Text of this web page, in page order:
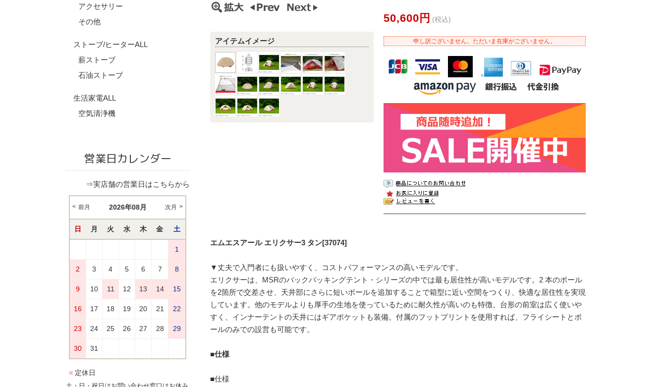
アクセサリー
その他
ストーブ/ヒーターALL
薪ストーブ
石油ストーブ
生活家電ALL
空気清浄機
営業日カレンダー
⇒実店舗の営業日はこちらから
50,600円 (税込)
申し訳ございません。ただいま在庫がございません。
アイテムイメージ
エムエスアール エリクサー3 タン[37074]
▼丈夫で入門者にも扱いやすく、コストパフォーマンスの高いモデルです。
エリクサーは、MSRのバックパッキングテント・シリーズの中では最も居住性が高いモデルです。2 本のポール
を2箇所で交差させ、天井部にさらに短いポールを追加することで箱型に近い空間をつくり、快適な居住性を実現
しています。他のモデルよりも厚手の生地を使っているために耐久性が高いのも特徴。台形の前室は広く使いや
すく、インナーテントの天井にはギアポケットも装備。付属のフットプリントを使用すれば、フライシートとポ
ールのみでの設営も可能です。
■仕様
■仕様